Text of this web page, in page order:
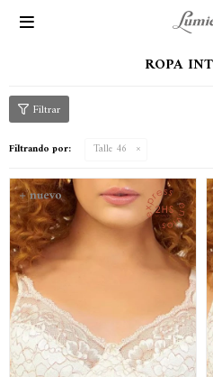

ROPA
Filtrando por: Talle 46